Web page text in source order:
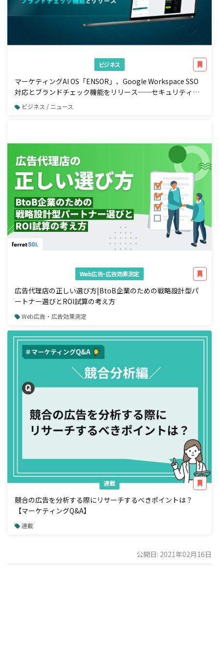
ビジネス
マーケティングAI OS「ENSOR」、Google Workspace SSO
対応とブランドチェック機能をリリース──セキュリティ強
化と広告配信前の自動コンプラ検知を一体で実現
ビジネス / ニュース
Web広告・広告効果測定
広告代理店の正しい選び方|BtoB企業のための戦略設計型パ
ートナー選びとROI試算の考え方
Web広告・広告効果測定
連載
競合の広告を分析する際にリサーチするべきポイントは？
【マーケティングQ&A】
連載
公開日: 2021年02月16日